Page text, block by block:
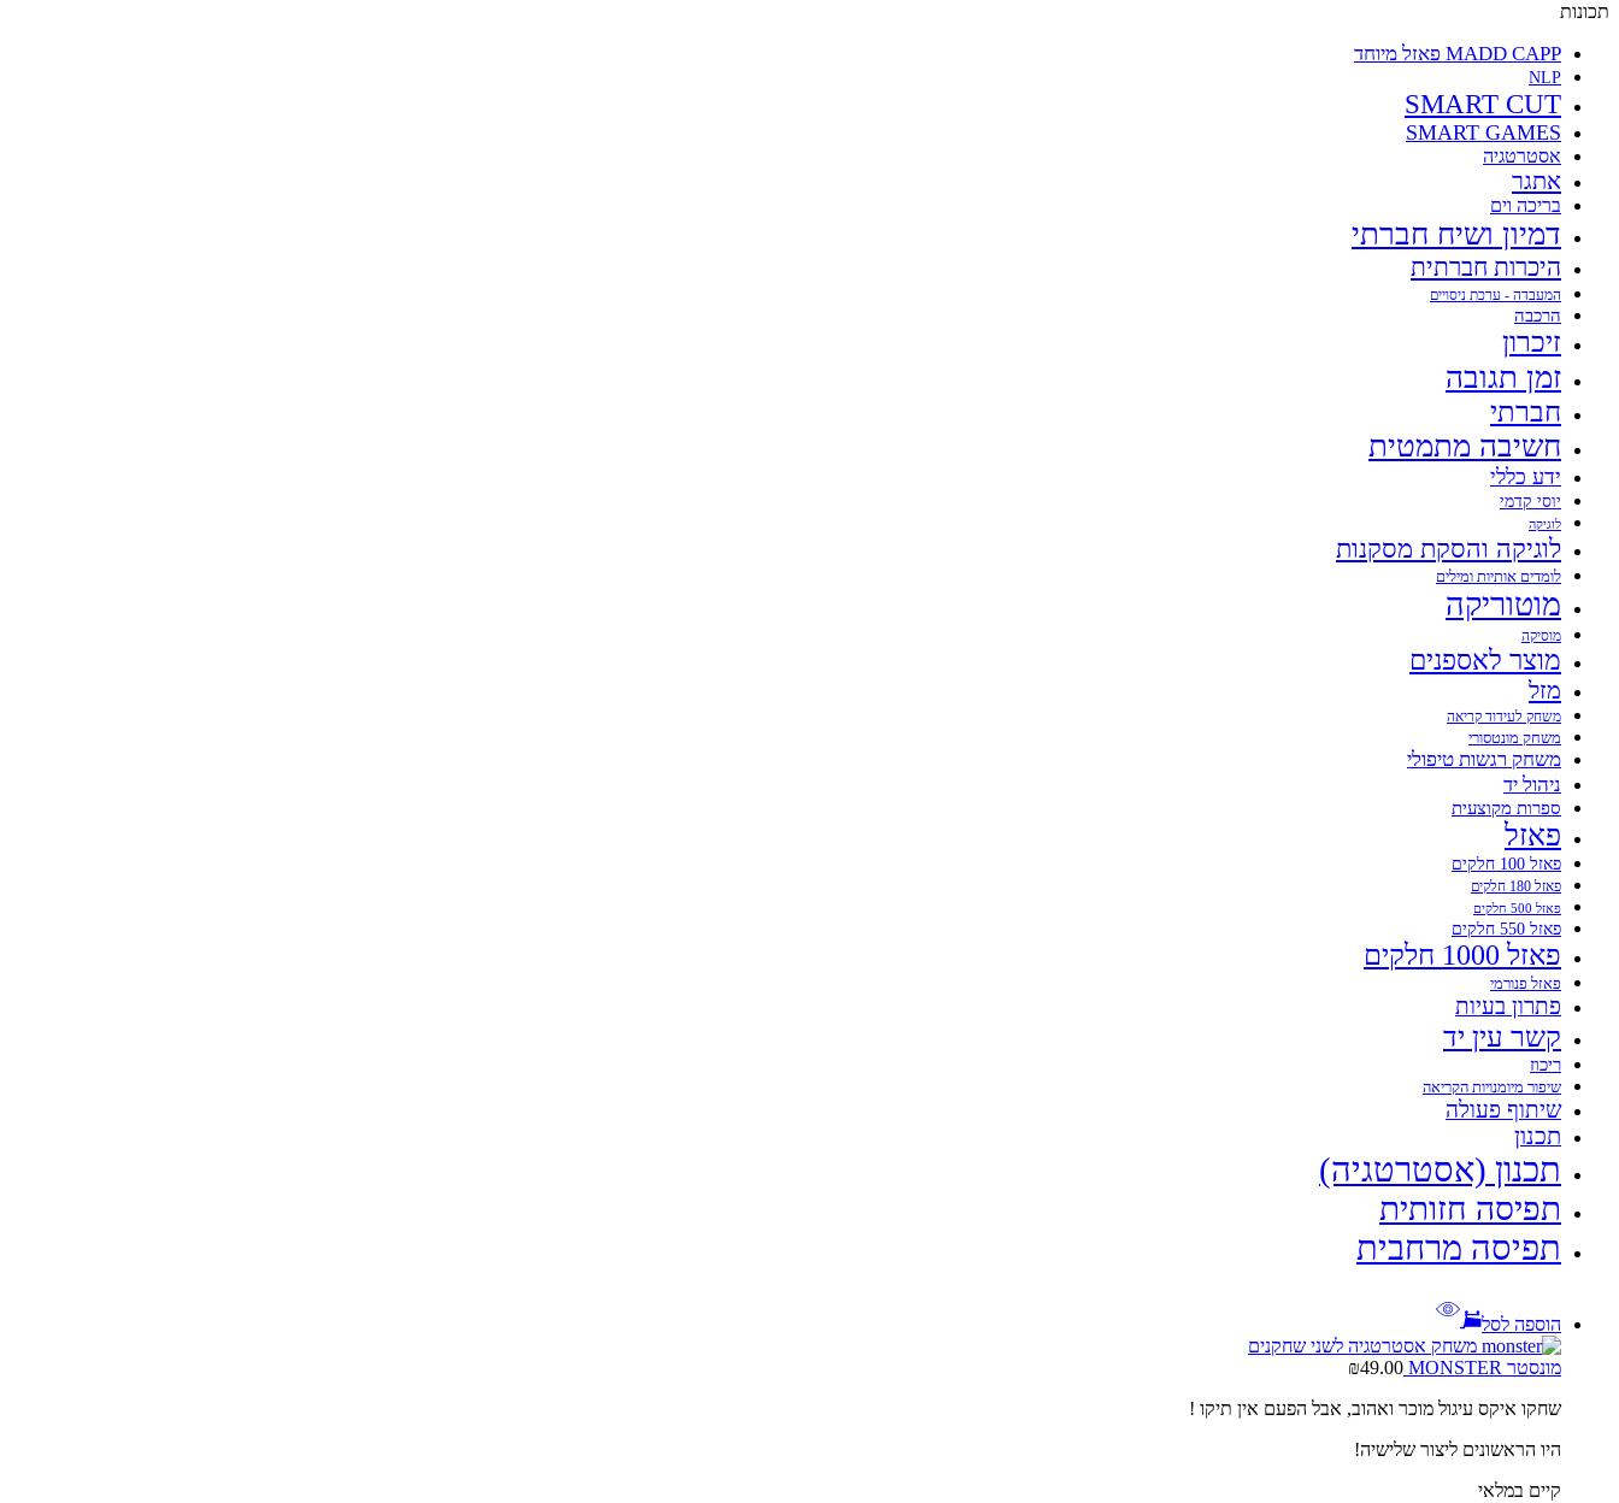
תכונות
MADD CAPP פאזל מיוחד
NLP
SMART CUT
SMART GAMES
אסטרטגיה
אתגר
בריכה וים
דמיון ושיח חברתי
היכרות חברתית
המעבדה - ערכת ניסויים
הרכבה
זיכרון
זמן תגובה
חברתי
חשיבה מתמטית
ידע כללי
יוסי קדמי
לוגיקה
לוגיקה והסקת מסקנות
לומדים אותיות ומילים
מוטוריקה
מוסיקה
מוצר לאספנים
מזל
משחק לעידוד קריאה
משחק מונטסורי
משחק רגשות טיפולי
ניהול יד
ספרות מקוצעית
פאזל
פאזל 100 חלקים
פאזל 180 חלקים
פאזל 500 חלקים
פאזל 550 חלקים
פאזל 1000 חלקים
פאזל פנורמי
פתרון בעיות
קשר עין יד
ריכוז
שיפור מיומנויות הקריאה
שיתוף פעולה
תכנון
תכנון (אסטרטגיה)
תפיסה חזותית
תפיסה מרחבית
הוספה לסל
מונסטר MONSTER ₪49.00
שחקו איקס עיגול מוכר ואהוב, אבל הפעם אין תיקו !
היו הראשונים ליצור שלישיה!
קיים במלאי